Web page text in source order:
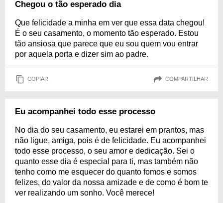
Chegou o tão esperado dia
Que felicidade a minha em ver que essa data chegou!
É o seu casamento, o momento tão esperado. Estou
tão ansiosa que parece que eu sou quem vou entrar
por aquela porta e dizer sim ao padre.
COPIAR COMPARTILHAR
Eu acompanhei todo esse processo
No dia do seu casamento, eu estarei em prantos, mas
não ligue, amiga, pois é de felicidade. Eu acompanhei
todo esse processo, o seu amor e dedicação. Sei o
quanto esse dia é especial para ti, mas também não
tenho como me esquecer do quanto fomos e somos
felizes, do valor da nossa amizade e de como é bom te
ver realizando um sonho. Você merece!